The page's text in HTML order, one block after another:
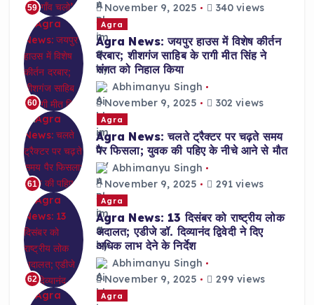
59
November 9, 2025
340 views
60
Agra
Agra News: जयपुर हाउस में विशेष कीर्तन
दरबार; शीशगंज साहिब के रागी मीत सिंह ने
संगत को निहाल किया
Abhimanyu Singh
November 9, 2025
302 views
61
Agra
Agra News: चलते ट्रैक्टर पर चढ़ते समय
पैर फिसला; युवक की पहिए के नीचे आने से मौत
Abhimanyu Singh
November 9, 2025
291 views
62
Agra
Agra News: 13 दिसंबर को राष्ट्रीय लोक
अदालत; एडीजे डॉ. दिव्यानंद द्विवेदी ने दिए
अधिक लाभ देने के निर्देश
Abhimanyu Singh
November 9, 2025
299 views
Agra